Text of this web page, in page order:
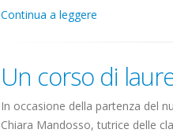
Continua a leggere
Un corso di
In occasione della partenza del
Chiara Mandosso, tutrice delle